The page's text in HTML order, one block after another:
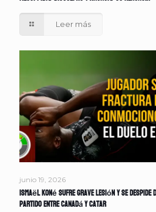
Leer más
junio 19, 2026
Ismaël Koné sufre grave lesión y se
partido entre Canadá y Catar